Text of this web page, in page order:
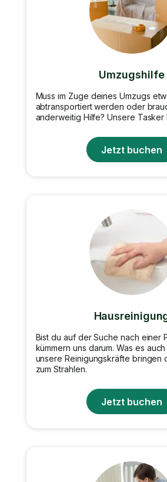
Umzugshilfe
Muss im Zuge deines Umzugs
abtransportiert werden oder
anderweitig Hilfe? Unsere
Jetzt buchen
Bist du auf der Suche nach einer
kümmern uns darum. Was es
unsere Reinigungskräfte bringen
zum Strahlen.
Jetzt buchen